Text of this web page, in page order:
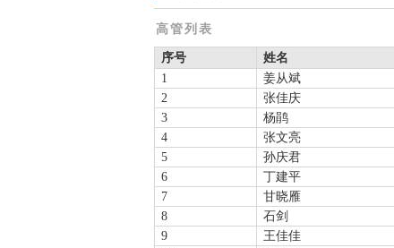
高管列表
序号 姓名
1
姜从斌
2
张佳庆
3
杨鹃
4
张文亮
5
孙庆君
6
丁建平
7
甘晓雁
8
石剑
9
王佳佳